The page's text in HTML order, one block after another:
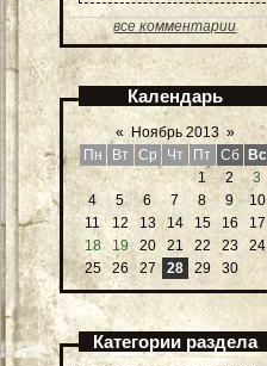
все комментарии
Календарь
« Ноябрь 2013 »
Пн
Вт Ср Чт Пт Сб
Вс
1
2
3
4
5 6 7 8 9
10
11
12 13 14 15 16
17
18
19 20 21 22 23
24
25
26 27 28 29 30
Категории раздела